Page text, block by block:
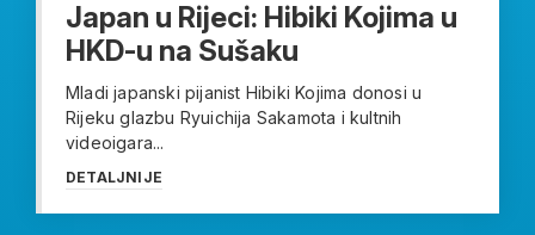
Japan u Rijeci: Hibiki Kojima u
HKD-u na Sušaku
Mladi japanski pijanist Hibiki Kojima donosi u
Rijeku glazbu Ryuichija Sakamota i kultnih
videoigara...
DETALJNIJE